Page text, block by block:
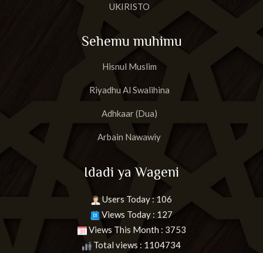
UKIRISTO
Sehemu muhimu
Hisnul Muslim
Riyadhu Al Swalihina
Adhkaar (Dua)
Arbain Nawawiy
Idadi ya Wageni
Users Today : 106
Views Today : 127
Views This Month : 3753
Total views : 1104734